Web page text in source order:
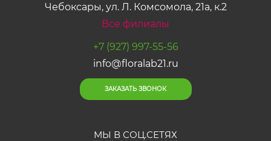
Чебоксары, ул. Л. Комсомола, 21а, к.2
Все филиалы
+7 (927) 997-55-56
info@floralab21.ru
ЗАКАЗАТЬ ЗВОНОК
МЫ В СОЦ.СЕТЯХ